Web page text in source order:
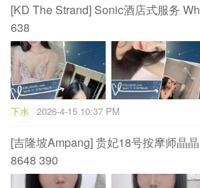
[KD The Strand] Sonic酒店式服务
638
下水 2026-4-15 10:37 PM
[吉隆坡Ampang] 贵妃18号按摩师晶
8648 390